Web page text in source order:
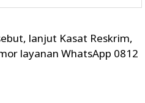
lanjut Kasat Reskrim,
layanan WhatsApp 0812